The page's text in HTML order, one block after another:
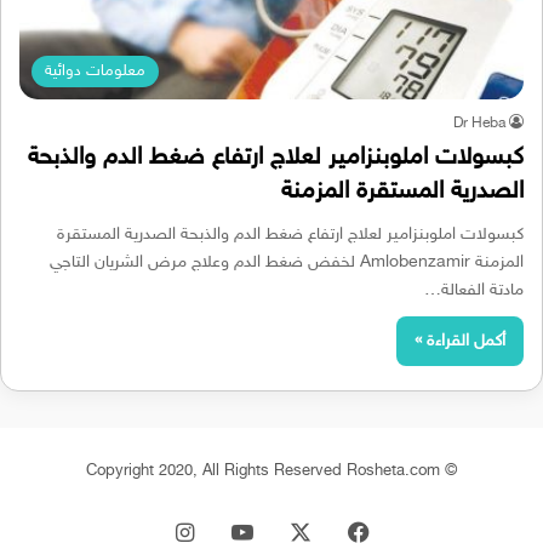
معلومات دوائية
Dr Heba
كبسولات املوبنزامير لعلاج ارتفاع ضغط الدم والذبحة
الصدرية المستقرة المزمنة
كبسولات املوبنزامير لعلاج ارتفاع ضغط الدم والذبحة الصدرية المستقرة
المزمنة Amlobenzamir لخفض ضغط الدم وعلاج مرض الشريان التاجي
مادتة الفعالة…
أكمل القراءة »
© Copyright 2020, All Rights Reserved Rosheta.com
فيسبوك ‫YouTube